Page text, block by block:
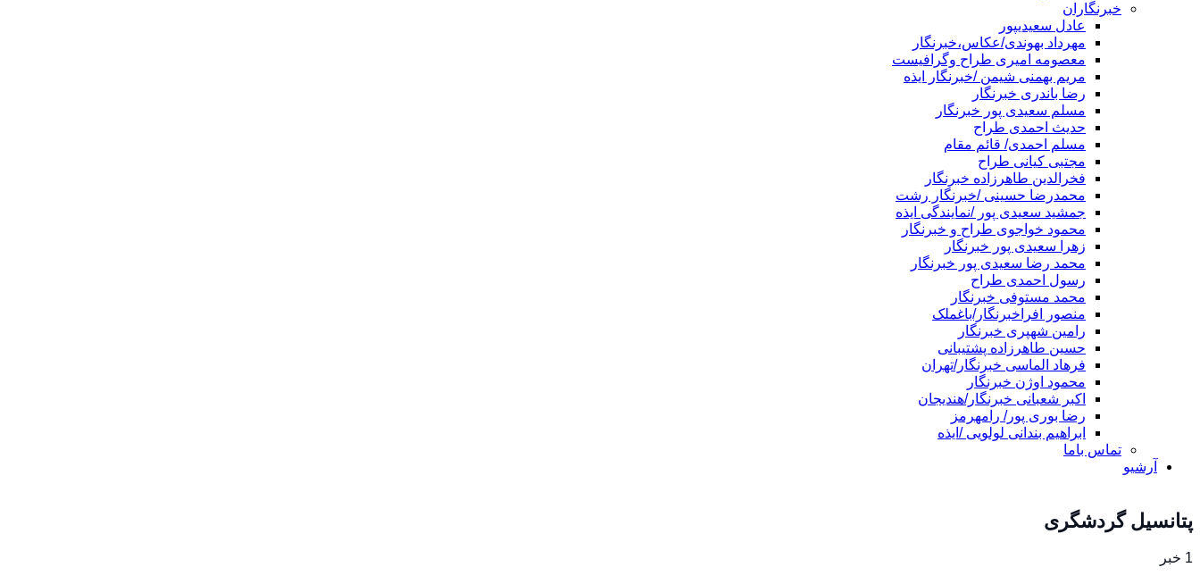
خبرنگاران
عادل سعیدیپور
مهرداد بهوندی/عکاس،خبرنگار
معصومه امیری طراح وگرافیست
مریم بهمنی شیمن /خبرنگار ایذه
رضا باندری خبرنگار
مسلم سعیدی پور خبرنگار
حدیث احمدی طراح
مسلم احمدی/ قائم مقام
مجتبی کیانی طراح
فخرالدین طاهرزاده خبرنگار
محمدرضا حسینی /خبرنگار رشت
جمشید سعیدی پور /نمایندگی ایذه
محمود خواجوی طراح و خبرنگار
زهرا سعیدی پور خبرنگار
محمد رضا سعیدی پور خبرنگار
رسول احمدی طراح
محمد مستوفی خبرنگار
منصور افراخبرنگار/باغملک
رامین شهپری خبرنگار
حسین طاهرزاده پشتیبانی
فرهاد الماسی خبرنگار/تهران
محمود اوژن خبرنگار
اکبر شعبانی خبرنگار/هندیجان
رضا بوری پور/ رامهرمز
ابراهیم بندانی لولویی /ایذه
تماس باما
آرشیو
پتانسیل گردشگری
1 خبر